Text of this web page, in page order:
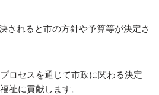
されると市の方針や予算等が決定さ
ロセスを通じて市政に関わる決定
祉に貢献します。